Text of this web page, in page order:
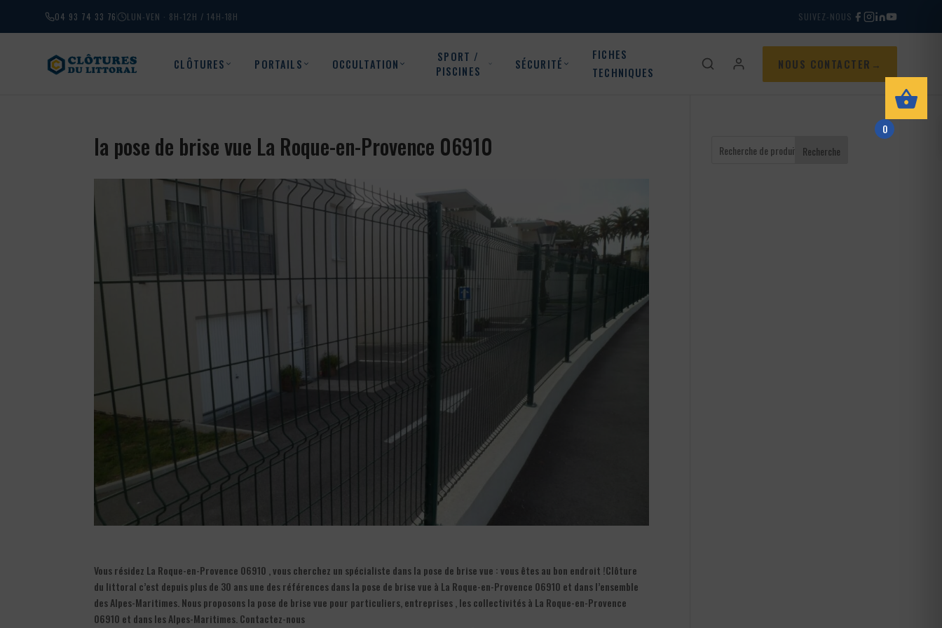
04 93 74 33 76 LUN-VEN · 8H-12H / 14H-18H SUIVEZ-NOUS
CLÔTURES PORTAILS OCCULTATION
SPORT /
PISCINES
SÉCURITÉ
FICHES
TECHNIQUES
NOUS CONTACTER
la pose de brise vue La Roque-en-Provence 06910
Vous résidez La Roque-en-Provence 06910 , vous cherchez un spécialiste dans la pose de brise vue : vous êtes au bon endroit !Clôture
du littoral c’est depuis plus de 30 ans une des références dans la pose de brise vue à La Roque-en-Provence 06910 et dans l’ensemble
des Alpes-Maritimes. Nous proposons la pose de brise vue pour particuliers, entreprises , les collectivités à La Roque-en-Provence
06910 et dans les Alpes-Maritimes. Contactez-nous
Recherche
0